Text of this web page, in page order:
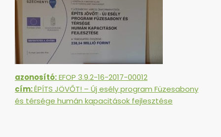
azonosító:EFOP 3.9.2-16-2017-00012
cím:ÉPÍTS JÖVŐT! – Új esély program Füzesabony
és térsége humán kapacitások fejlesztése